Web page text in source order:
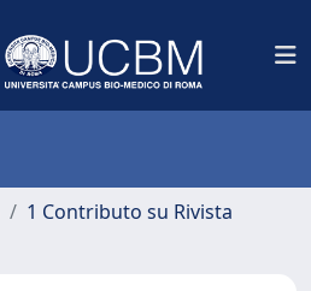
1 Contributo su Rivista